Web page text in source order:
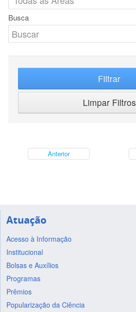
Busca
Filtrar
Limpar Filtros
Anterior
Atuação
Acesso à Informação
Institucional
Bolsas e Auxílios
Programas
Prêmios
Popularização da Ciência